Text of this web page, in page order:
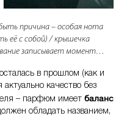
причина – особая нота
её с собой) / крышечка
записывает момент…
в прошлом (как и
качество без
– парфюм имеет баланс
обладать названием,